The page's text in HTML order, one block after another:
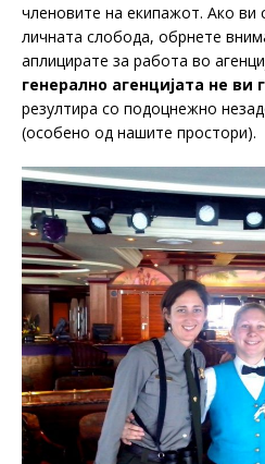
членовите на екипажот. Ако ви
личната слобода, обрнете
аплицирате за работа во
генерално агенцијата не ви
резултира со подоцнежно
(особено од нашите простори).